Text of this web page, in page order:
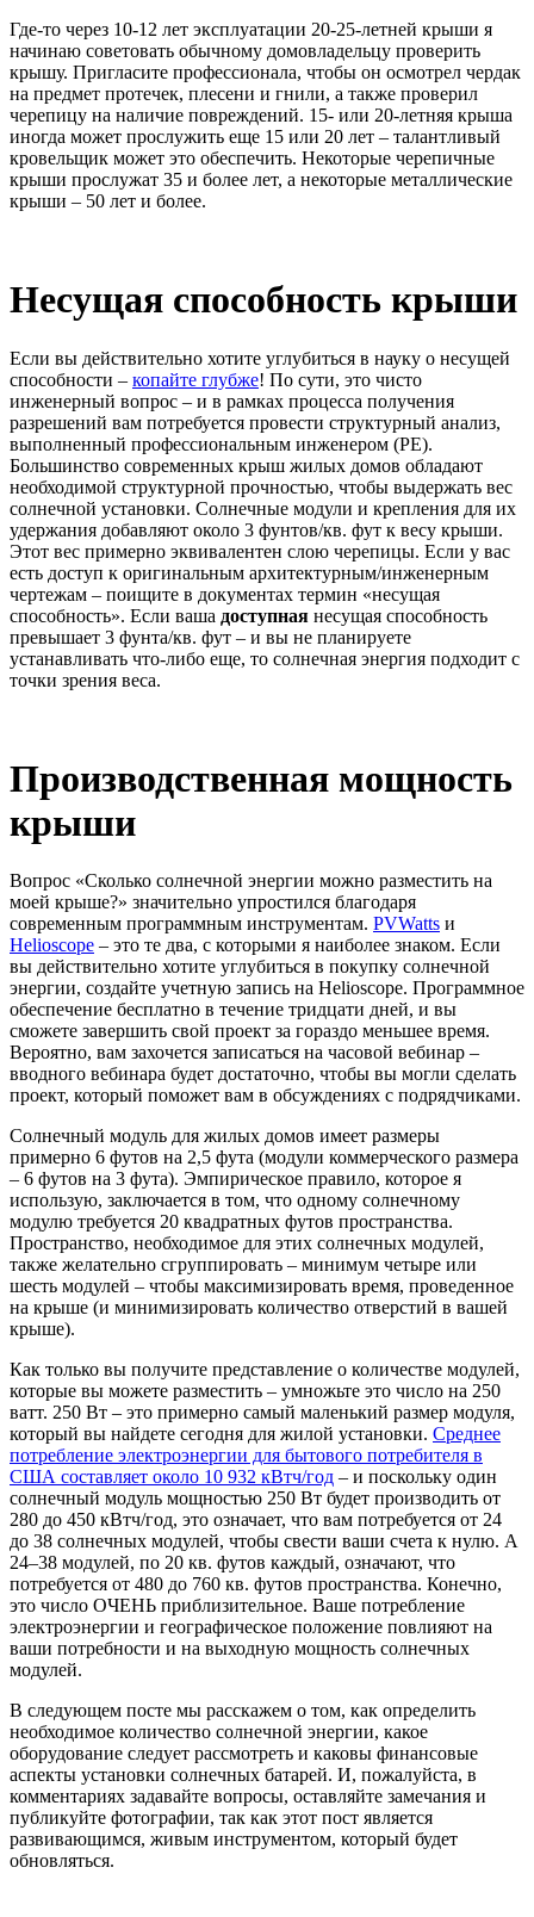
Где-то через 10-12 лет эксплуатации 20-25-летней крыши я
начинаю советовать обычному домовладельцу проверить
крышу. Пригласите профессионала, чтобы он осмотрел чердак
на предмет протечек, плесени и гнили, а также проверил
черепицу на наличие повреждений. 15- или 20-летняя крыша
иногда может прослужить еще 15 или 20 лет – талантливый
кровельщик может это обеспечить. Некоторые черепичные
крыши прослужат 35 и более лет, а некоторые металлические
крыши – 50 лет и более.
Несущая способность крыши
Если вы действительно хотите углубиться в науку о несущей
способности – копайте глубже! По сути, это чисто
инженерный вопрос – и в рамках процесса получения
разрешений вам потребуется провести структурный анализ,
выполненный профессиональным инженером (PE).
Большинство современных крыш жилых домов обладают
необходимой структурной прочностью, чтобы выдержать вес
солнечной установки. Солнечные модули и крепления для их
удержания добавляют около 3 фунтов/кв. фут к весу крыши.
Этот вес примерно эквивалентен слою черепицы. Если у вас
есть доступ к оригинальным архитектурным/инженерным
чертежам – поищите в документах термин «несущая
способность». Если ваша доступная несущая способность
превышает 3 фунта/кв. фут – и вы не планируете
устанавливать что-либо еще, то солнечная энергия подходит с
точки зрения веса.
Производственная мощность
крыши
Вопрос «Сколько солнечной энергии можно разместить на
моей крыше?» значительно упростился благодаря
современным программным инструментам. PVWatts и
Helioscope – это те два, с которыми я наиболее знаком. Если
вы действительно хотите углубиться в покупку солнечной
энергии, создайте учетную запись на Helioscope. Программное
обеспечение бесплатно в течение тридцати дней, и вы
сможете завершить свой проект за гораздо меньшее время.
Вероятно, вам захочется записаться на часовой вебинар –
вводного вебинара будет достаточно, чтобы вы могли сделать
проект, который поможет вам в обсуждениях с подрядчиками.
Солнечный модуль для жилых домов имеет размеры
примерно 6 футов на 2,5 фута (модули коммерческого размера
– 6 футов на 3 фута). Эмпирическое правило, которое я
использую, заключается в том, что одному солнечному
модулю требуется 20 квадратных футов пространства.
Пространство, необходимое для этих солнечных модулей,
также желательно сгруппировать – минимум четыре или
шесть модулей – чтобы максимизировать время, проведенное
на крыше (и минимизировать количество отверстий в вашей
крыше).
Как только вы получите представление о количестве модулей,
которые вы можете разместить – умножьте это число на 250
ватт. 250 Вт – это примерно самый маленький размер модуля,
который вы найдете сегодня для жилой установки. Среднее
потребление электроэнергии для бытового потребителя в
США составляет около 10 932 кВтч/год – и поскольку один
солнечный модуль мощностью 250 Вт будет производить от
280 до 450 кВтч/год, это означает, что вам потребуется от 24
до 38 солнечных модулей, чтобы свести ваши счета к нулю. А
24–38 модулей, по 20 кв. футов каждый, означают, что
потребуется от 480 до 760 кв. футов пространства. Конечно,
это число ОЧЕНЬ приблизительное. Ваше потребление
электроэнергии и географическое положение повлияют на
ваши потребности и на выходную мощность солнечных
модулей.
В следующем посте мы расскажем о том, как определить
необходимое количество солнечной энергии, какое
оборудование следует рассмотреть и каковы финансовые
аспекты установки солнечных батарей. И, пожалуйста, в
комментариях задавайте вопросы, оставляйте замечания и
публикуйте фотографии, так как этот пост является
развивающимся, живым инструментом, который будет
обновляться.